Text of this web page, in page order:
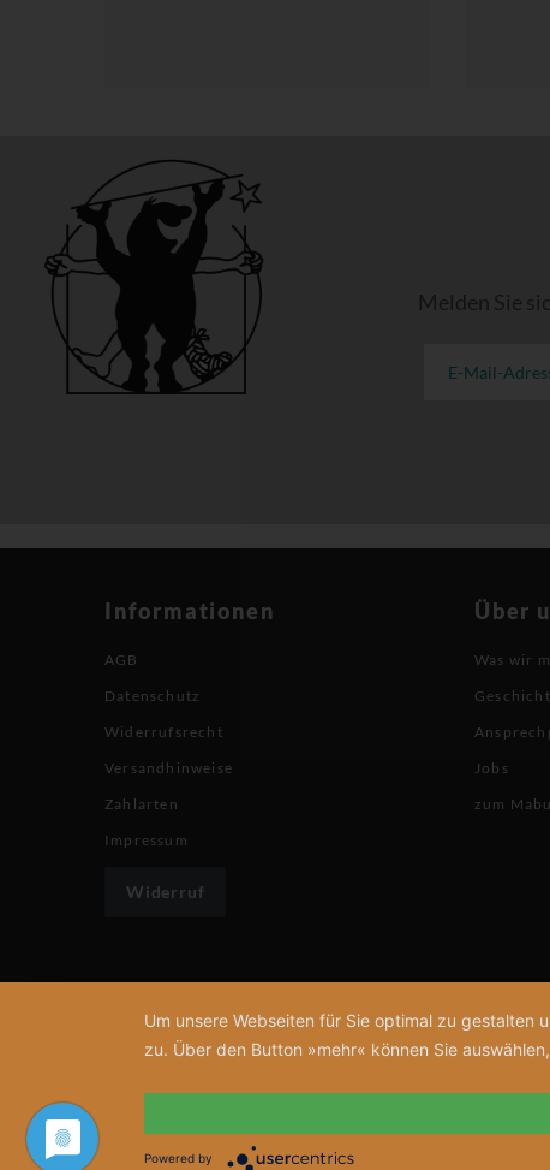
Melden Sie
Informationen
AGB
Datenschutz
Widerrufsrecht
Versandhinweise
Zahlarten
Impressum
Widerruf
Über
Was wir
Jobs
zum
Um unsere Webseiten für Sie optimal zu
zu. Über den Button »mehr« können Sie
Powered by